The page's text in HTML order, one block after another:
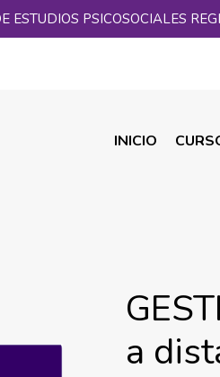
ESTUDIOS PSICOSOCIALES
INICIO
a